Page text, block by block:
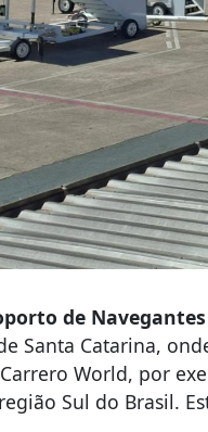
de
Santa Catarina,
World, por
Sul do Brasil.